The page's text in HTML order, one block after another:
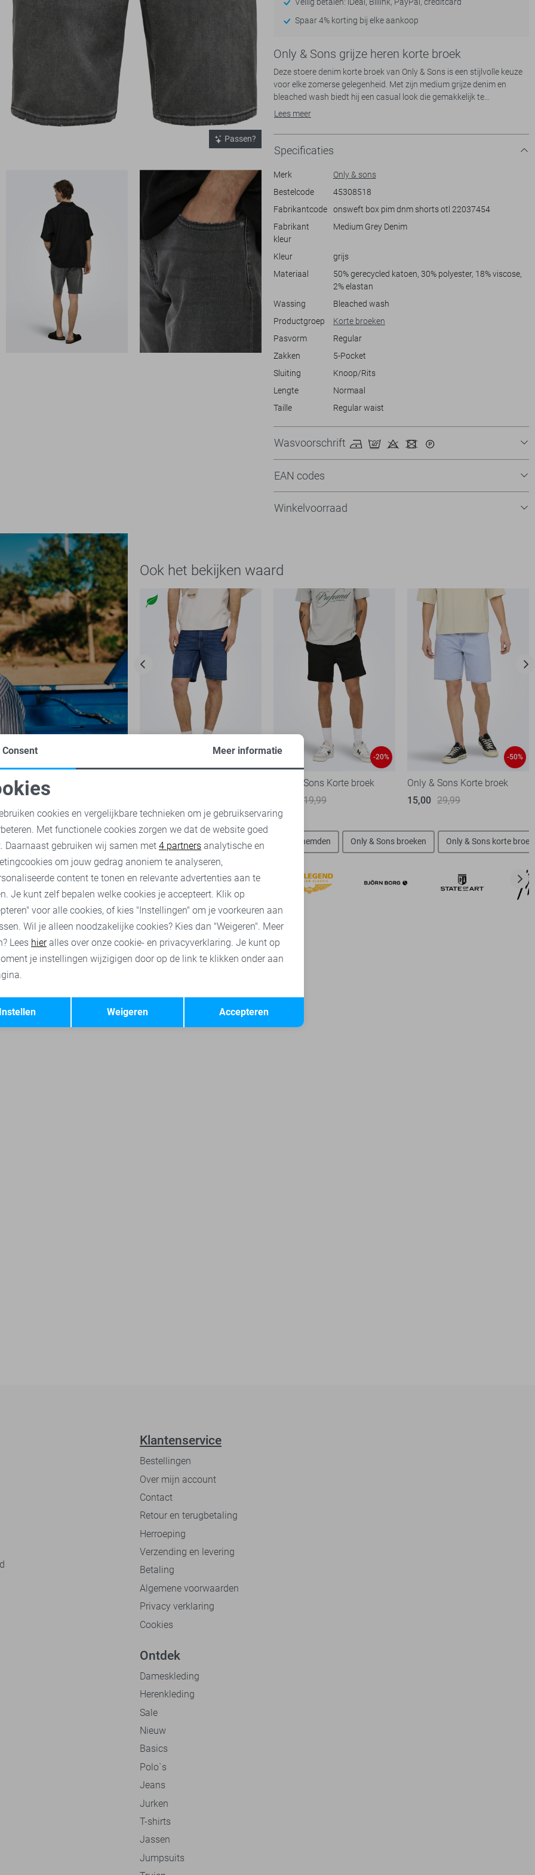
Passen?
Spaar 4% korting bij elke aankoop
Only & Sons grijze heren korte broek
Deze stoere denim korte broek van Only & Sons is een stijlvolle keuze
voor elke zomerse gelegenheid. Met zijn medium grijze denim en
bleached wash biedt hij een casual look die gemakkelijk te
combineren is met verschillende stijlen. De regular fit zorgt voor een
een klassiek 5-pocket-ontwerp en een stevige knoop- en ritssluiting,
waardoor hij zowel praktisch als modieus is.
De korte broek is gemaakt voor heren en heeft een regular waist, wat
een ontspannen maar toch strakke uitstraling geeft. De normale
ontspannen strandwandeling. Combineer deze denim short met een
luchtig T-shirt en sandalen voor een casual look, of style hem met een
overhemd voor een meer gepolijste outfit. Perfect voor elke informele
gelegenheid waarbij comfort en stijl hand in hand gaan.
Lees meer
Specificaties
Merk
Only & sons
Bestelcode
45308518
Fabrikantcode
onsweft box pim dnm shorts otl 22037454
Fabrikant
kleur
Medium Grey Denim
Kleur
grijs
Materiaal
50% gerecycled katoen, 30% polyester, 18% viscose,
2% elastan
Wassing
Bleached wash
Productgroep
Korte broeken
Pasvorm
Regular
Zakken
5-Pocket
Sluiting
Knoop/Rits
Lengte
Normaal
Taille
Regular waist
Wasvoorschrift
EAN codes
Winkelvoorraad
Ook het bekijken waard
-50% -20%
Only & Sons Korte broek
19,99
-50%
Only & Sons Korte broek
15,00 29,99
truien Only & Sons sweaters Only & Sons t-shirts Only & Sons overhemden Only & Sons broeken Only & Sons korte
Klantenservice
Bestellingen
Over mijn account
Contact
Retour en terugbetaling
Herroeping
Verzending en levering
Betaling
Algemene voorwaarden
Privacy verklaring
Cookies
Ontdek
Dameskleding
Herenkleding
Sale
Nieuw
Basics
Polo`s
Jeans
Jurken
T-shirts
Jassen
Jumpsuits
cookies
cookies Marketing cookies
Terug Opslaan
Consent Meer informatie
cookies en vergelijkbare technieken om je gebruikservaring
Met functionele cookies zorgen we dat de website goed
Daarnaast gebruiken wij samen met 4 partners analytische en
om jouw gedrag anoniem te analyseren,
content te tonen en relevante advertenties aan te
Je kunt zelf bepalen welke cookies je accepteert. Klik op
voor alle cookies, of kies "Instellingen" om je voorkeuren aan
Wil je alleen noodzakelijke cookies? Kies dan "Weigeren". Meer
Lees hieralles over onze cookie- en privacyverklaring. Je kunt op
je instellingen wijzigigen door op de link te klikken onder aan
Accepteren
Weigeren